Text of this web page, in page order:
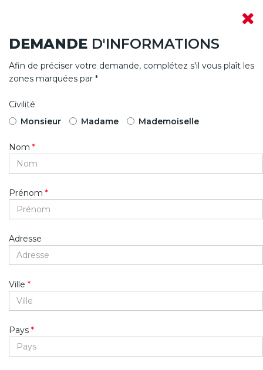
DEMANDE D'INFORMATIONS
Afin de préciser votre demande, complétez s'il vous plaît les
zones marquées par *
Civilité
Monsieur
Madame Mademoiselle
Nom *
Prénom *
Adresse
Ville *
Pays *